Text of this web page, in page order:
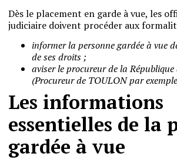
Dès le placement en garde à vue, les
judiciaire doivent procéder aux
informer la personne gardée à vue
de ses droits ;
aviser le procureur de la
(Procureur de TOULON par
Les informations
essentielles de la
gardée à vue